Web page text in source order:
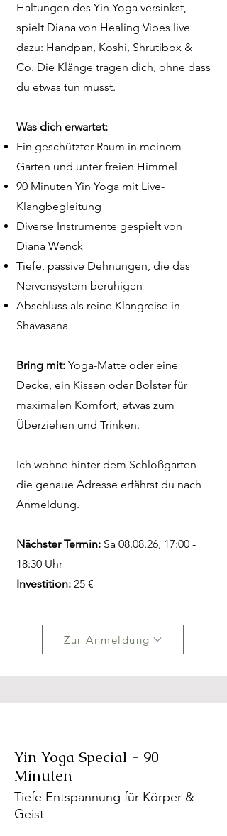
Haltungen des Yin Yoga versinkst,
spielt Diana von Healing Vibes live
dazu: Handpan, Koshi, Shrutibox &
Co. Die Klänge tragen dich, ohne dass
du etwas tun musst.
Was dich erwartet:
Ein geschützter Raum in meinem
Garten und unter freien Himmel
90 Minuten Yin Yoga mit Live-
Klangbegleitung
Diverse Instrumente gespielt von
Diana Wenck
Tiefe, passive Dehnungen, die das
Nervensystem beruhigen
Abschluss als reine Klangreise in
Shavasana
Bring mit: Yoga-Matte oder eine
Decke, ein Kissen oder Bolster für
maximalen Komfort, etwas zum
Überziehen und Trinken.
Ich wohne hinter dem Schloßgarten -
die genaue Adresse erfährst du nach
Anmeldung.
Nächster Termin: Sa 08.08.26, 17:00 -
18:30 Uhr
Investition: 25 €
Zur Anmeldung
Yin Yoga Special - 90
Minuten
Tiefe Entspannung für Körper &
Geist